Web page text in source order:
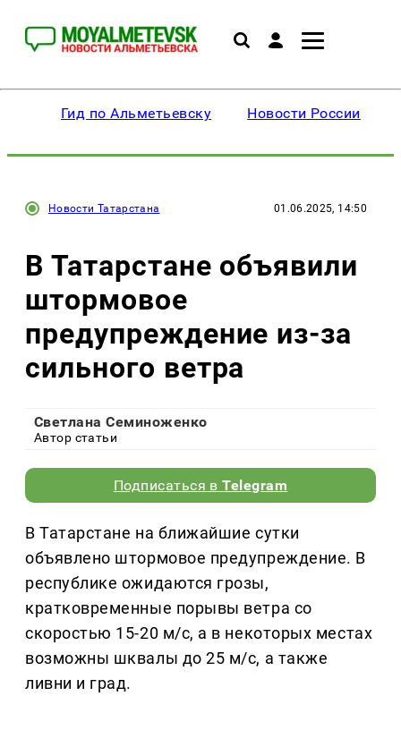
Гид по Альметьевску Новости России
Новости Татарстана 01.06.2025, 14:50
В Татарстане объявили
штормовое
предупреждение из-за
сильного ветра
Светлана Семиноженко
Автор статьи
Подписаться вTelegram
В Татарстане на ближайшие сутки
объявлено штормовое предупреждение. В
республике ожидаются грозы,
кратковременные порывы ветра со
скоростью 15-20 м/с, а в некоторых местах
возможны шквалы до 25 м/с, а также
ливни и град.